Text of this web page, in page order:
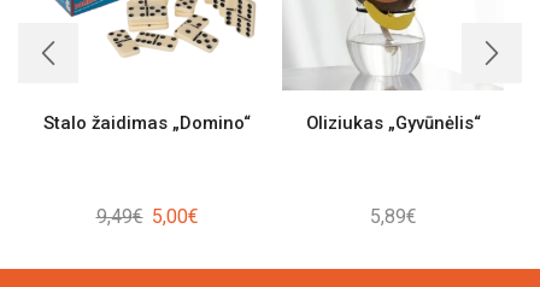
Stalo žaidimas „Domino“
9,49€ Original
was:
5,00€Current
is:
Oliziukas „Gyvūnėlis“
5,89€